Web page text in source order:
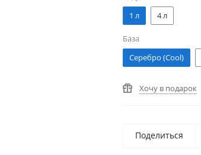
1 л
4 л
База
Серебро (Cool)
Хочу в подарок
Поделиться